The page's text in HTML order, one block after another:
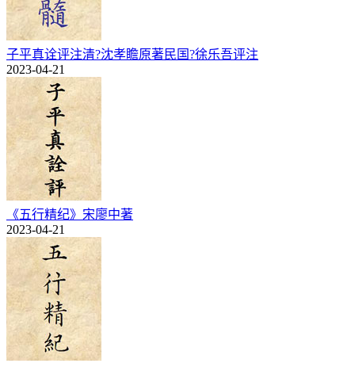
子平真诠评注清?沈孝瞻原著民国?徐乐吾评注
2023-04-21
《五行精纪》宋廖中著
2023-04-21